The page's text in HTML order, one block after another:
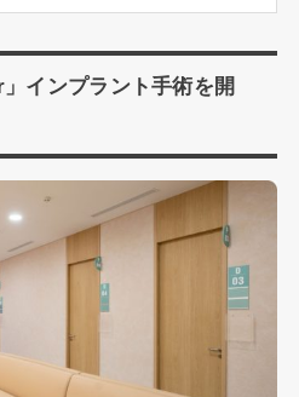
インプラント手術を開